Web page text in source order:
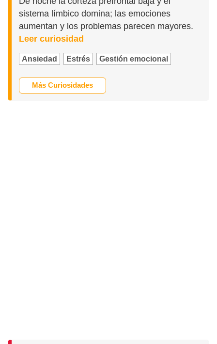
sistema límbico domina; las emociones
aumentan y los problemas parecen mayores.
Leer curiosidad
Ansiedad Estrés Gestión emocional
Más Curiosidades